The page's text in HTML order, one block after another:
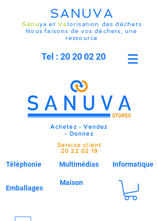
SANUVA
Sanuya etValorisation des déchets
Nous faisons de vos déchets, une
ressource
Tel : 20 20 02 20
Achetez - Vendez
- Donnez
Service client
20 22 02 19
Emballages
Téléphonie Multimédias Informatique
Maison